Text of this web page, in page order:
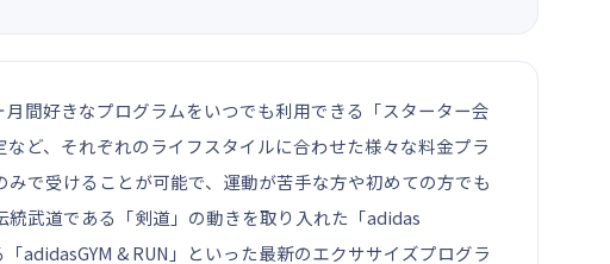
間好きなプログラムをいつでも利用できる「スターター会
ど、それぞれのライフスタイルに合わせた様々な料金プラ
で受けることが可能で、運動が苦手な方や初めての方でも
武道である「剣道」の動きを取り入れた「adidas
adidasGYM & RUN」といった最新のエクササイズプログラ